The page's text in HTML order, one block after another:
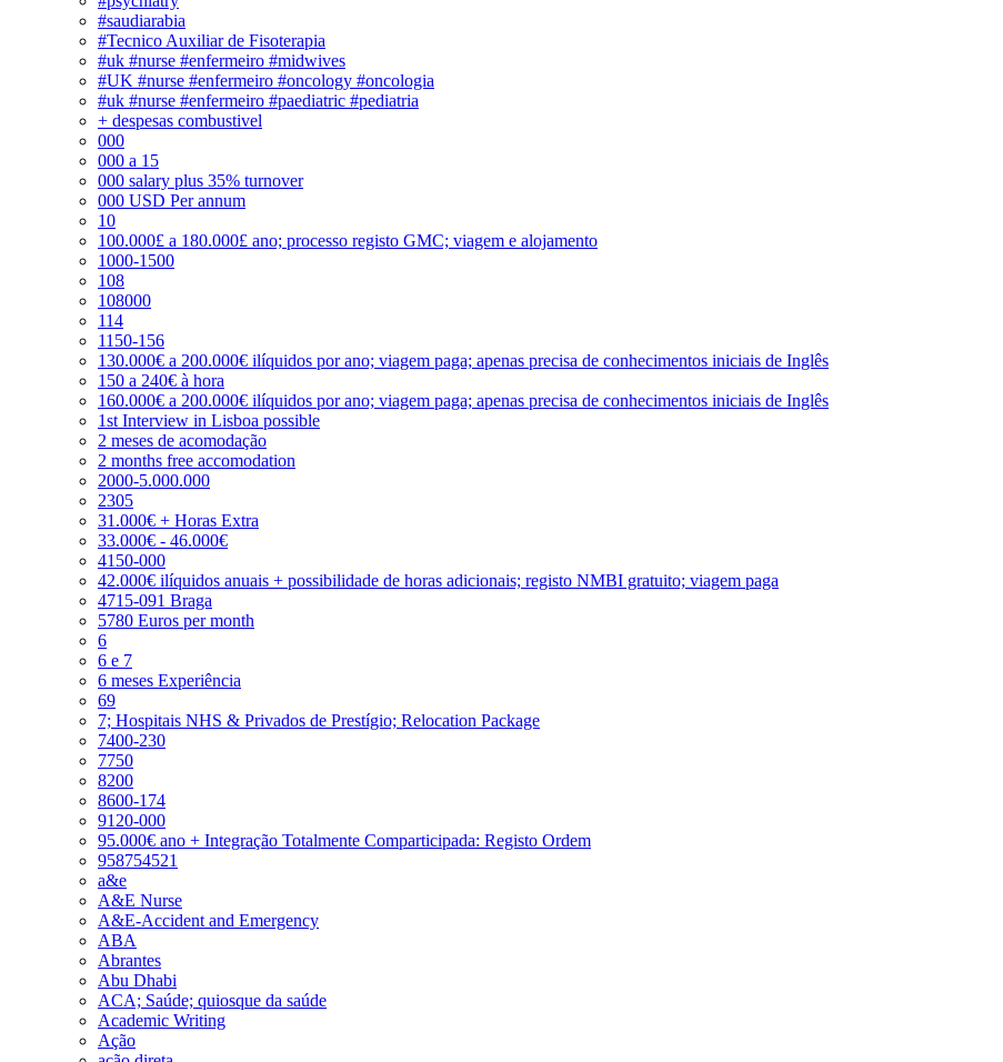
#saudiarabia
#Tecnico Auxiliar de Fisoterapia
#uk #nurse #enfermeiro #midwives
#UK #nurse #enfermeiro #oncology #oncologia
#uk #nurse #enfermeiro #paediatric #pediatria
+ despesas combustivel
000
000 a 15
000 salary plus 35% turnover
000 USD Per annum
10
100.000£ a 180.000£ ano; processo registo GMC; viagem e alojamento
1000-1500
108
108000
114
1150-156
130.000€ a 200.000€ ilíquidos por ano; viagem paga; apenas precisa de conhecimentos iniciais de Inglês
150 a 240€ à hora
160.000€ a 200.000€ ilíquidos por ano; viagem paga; apenas precisa de conhecimentos iniciais de Inglês
1st Interview in Lisboa possible
2 meses de acomodação
2 months free accomodation
2000-5.000.000
2305
31.000€ + Horas Extra
33.000€ - 46.000€
4150-000
42.000€ ilíquidos anuais + possibilidade de horas adicionais; registo NMBI gratuito; viagem paga
4715-091 Braga
5780 Euros per month
6
6 e 7
6 meses Experiência
69
7; Hospitais NHS & Privados de Prestígio; Relocation Package
7400-230
7750
8200
8600-174
9120-000
95.000€ ano + Integração Totalmente Comparticipada: Registo Ordem
958754521
a&e
A&E Nurse
A&E-Accident and Emergency
ABA
Abrantes
Abu Dhabi
ACA; Saúde; quiosque da saúde
Academic Writing
Ação